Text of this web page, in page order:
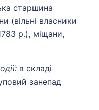
старшина
(вільні власники
р.), міщани,
в складі
занепад